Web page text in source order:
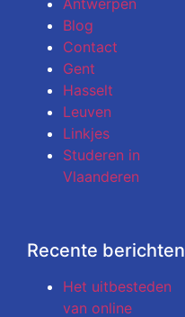
Antwerpen
Blog
Contact
Gent
Hasselt
Leuven
Linkjes
Studeren in
Vlaanderen
Recente berichten
Het uitbesteden
van online